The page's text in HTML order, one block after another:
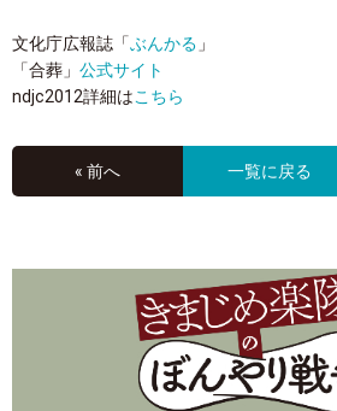
文化庁広報誌「ぶんかる 」
「合葬」 公式サイト
ndjc2012詳細はこちら
« 前へ 一覧に戻る